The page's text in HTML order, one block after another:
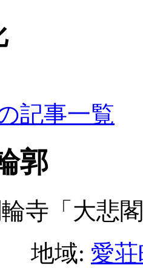
記事一覧
郭
寺「大悲
地域: 愛